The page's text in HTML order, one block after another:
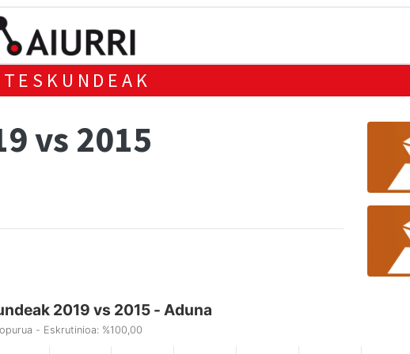
vs 2015
2019 vs 2015 - Aduna
- Eskrutinioa: %100,00